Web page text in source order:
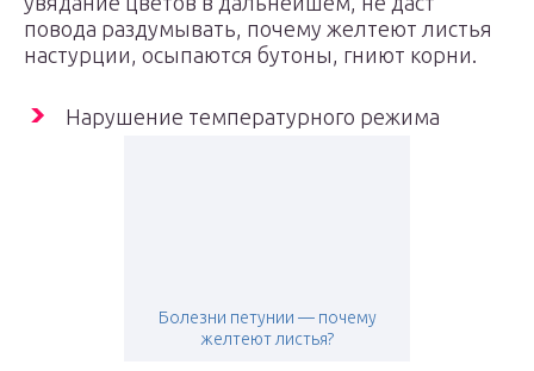
повода раздумывать, почему желтеют листья
настурции, осыпаются бутоны, гниют корни.
Нарушение температурного режима
Болезни петунии — почему
желтеют листья?